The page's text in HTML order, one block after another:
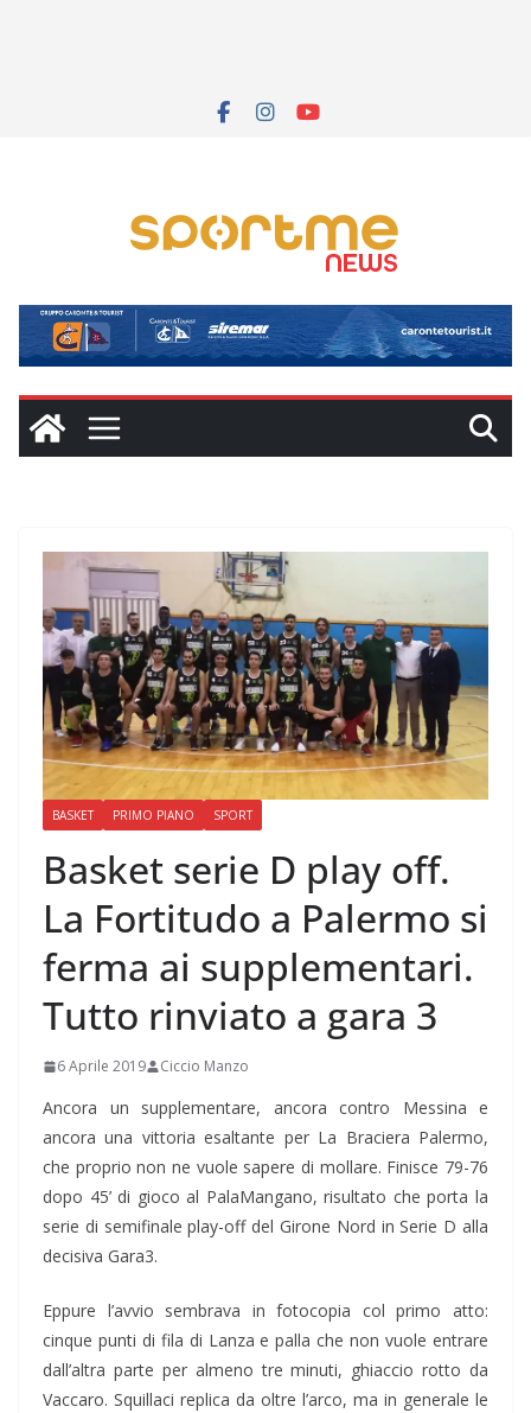
BASKET PRIMO PIANO SPORT
Basket serie D play off.
La Fortitudo a Palermo si
ferma ai supplementari.
Tutto rinviato a gara 3
6 Aprile 2019 Ciccio Manzo
Ancora un supplementare, ancora contro Messina e
ancora una vittoria esaltante per La Braciera Palermo,
che proprio non ne vuole sapere di mollare. Finisce 79-76
dopo 45’ di gioco al PalaMangano, risultato che porta la
serie di semifinale play-off del Girone Nord in Serie D alla
decisiva Gara3.
Eppure l’avvio sembrava in fotocopia col primo atto:
cinque punti di fila di Lanza e palla che non vuole entrare
dall’altra parte per almeno tre minuti, ghiaccio rotto da
Vaccaro. Squillaci replica da oltre l’arco, ma in generale le